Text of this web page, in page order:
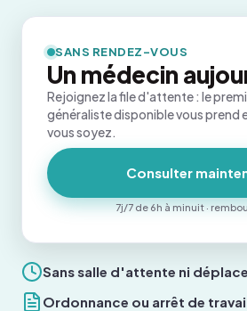
Sans salle d'attente ni
Ordonnance ou arrêt de
SANS RENDEZ-VOUS
Un médecin
Rejoignez la file d'attente : le
généraliste disponible vous prend
vous soyez.
Consulter
7j/7 de 6h à minuit ·